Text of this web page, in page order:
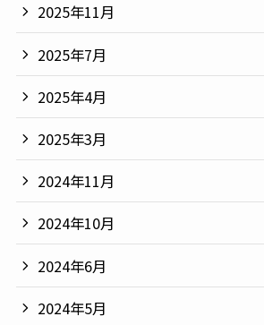
2025年11月
2025年7月
2025年4月
2025年3月
2024年11月
2024年10月
2024年6月
2024年5月